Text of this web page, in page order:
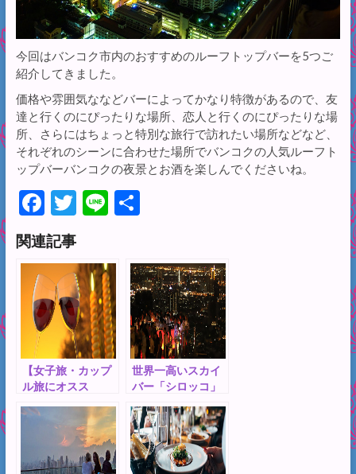
今回はバンコク市内のおすすめのルーフトップバーを5つご
紹介してきました。
価格や雰囲気ななどバーによってかなり特徴があるので、友
達と行くのにぴったりな場所、恋人と行くのにぴったりな場
所、さらにはちょっと特別な旅行で訪れたい場所などなど、
それぞれのシーンに合わせた場所でバンコクの人気ルーフト
ップバーバンコクの夜景とお酒を楽しんでくださいね。
F
ac
e
b
o
o
k
T
w
itt
er
Li 共
関連記事
【女子旅・カップ
ル旅にオスス
プチ贅沢！夜景が
見える雰囲気の良
いオシャレなレス
トラン・バー5選！
世界一高いスカイ
バー「シロッコ」
ケ地として注目さ
れた話題のスポッ
ト！料金から楽し
み方まで徹底解